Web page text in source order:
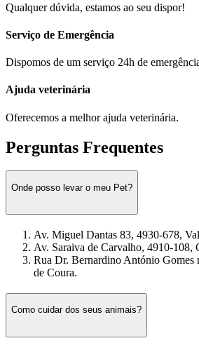
Qualquer dúvida, estamos ao seu dispor!
Serviço de Emergência
Dispomos de um serviço 24h de
Ajuda veterinária
Oferecemos a melhor ajuda veterinária.
Perguntas Frequentes
Onde posso levar o meu Pet?
Av. Miguel Dantas 83, 4930-678,
Av. Saraiva de Carvalho, 4910-108,
Rua Dr. Bernardino António Gomes
de Coura.
Como cuidar dos seus animais?